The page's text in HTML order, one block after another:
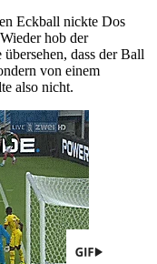
Eckball nickte Dos
hob der
dass der Ball
von einem
also nicht.